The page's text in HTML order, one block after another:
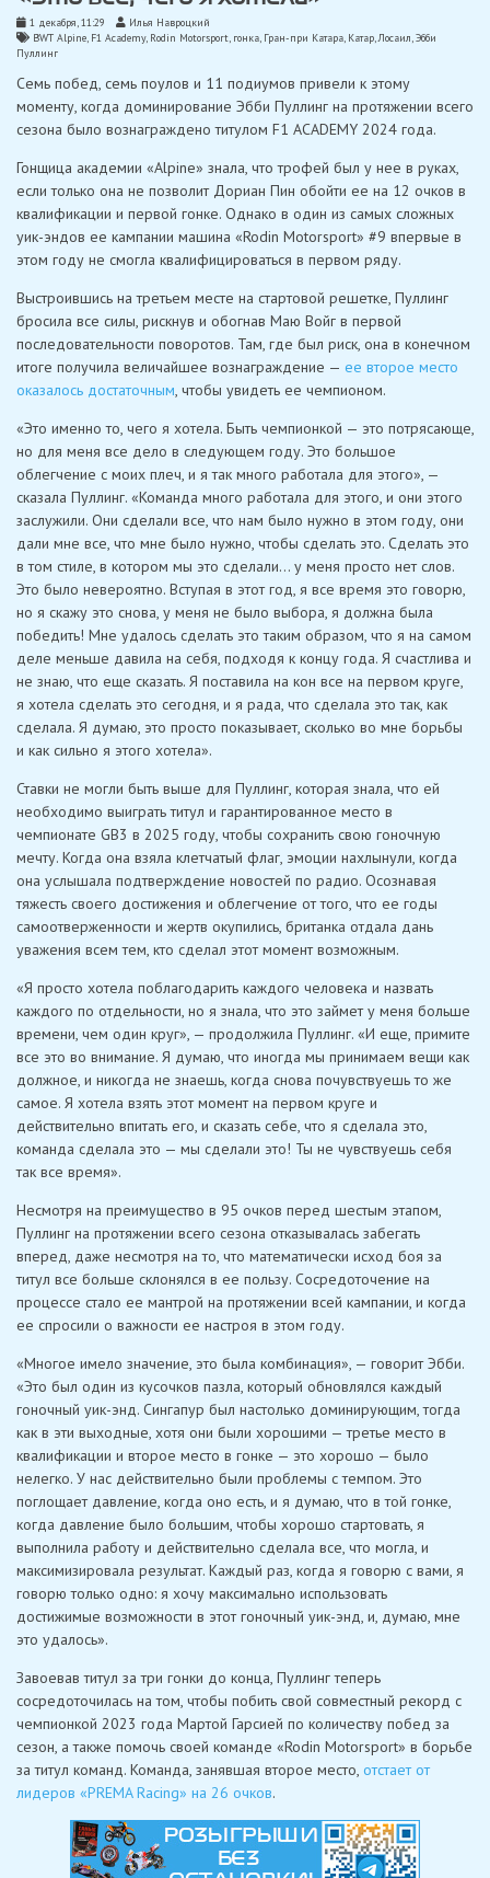
1 декабря, 11:29
Илья Навроцкий
BWT Alpine, F1 Academy, Rodin Motorsport, гонка, Гран-при Катара, Катар,Лосаил,Эбби
Пуллинг
Семь побед, семь поулов и 11 подиумов привели к этому
моменту, когда доминирование Эбби Пуллинг на протяжении всего
сезона было вознаграждено титулом F1 ACADEMY 2024 года.
Гонщица академии «Alpine» знала, что трофей был у нее в руках,
если только она не позволит Дориан Пин обойти ее на 12 очков в
квалификации и первой гонке. Однако в один из самых сложных
уик-эндов ее кампании машина «Rodin Motorsport» #9 впервые в
этом году не смогла квалифицироваться в первом ряду.
Выстроившись на третьем месте на стартовой решетке, Пуллинг
бросила все силы, рискнув и обогнав Маю Войг в первой
последовательности поворотов. Там, где был риск, она в конечном
итоге получила величайшее вознаграждение — ее второе место
оказалось достаточным, чтобы увидеть ее чемпионом.
«Это именно то, чего я хотела. Быть чемпионкой — это потрясающе,
но для меня все дело в следующем году. Это большое
облегчение с моих плеч, и я так много работала для этого», —
сказала Пуллинг. «Команда много работала для этого, и они этого
заслужили. Они сделали все, что нам было нужно в этом году, они
дали мне все, что мне было нужно, чтобы сделать это. Сделать это
в том стиле, в котором мы это сделали… у меня просто нет слов.
Это было невероятно. Вступая в этот год, я все время это говорю,
но я скажу это снова, у меня не было выбора, я должна была
победить! Мне удалось сделать это таким образом, что я на самом
деле меньше давила на себя, подходя к концу года. Я счастлива и
не знаю, что еще сказать. Я поставила на кон все на первом круге,
я хотела сделать это сегодня, и я рада, что сделала это так, как
сделала. Я думаю, это просто показывает, сколько во мне борьбы
и как сильно я этого хотела».
Ставки не могли быть выше для Пуллинг, которая знала, что ей
необходимо выиграть титул и гарантированное место в
чемпионате GB3 в 2025 году, чтобы сохранить свою гоночную
мечту. Когда она взяла клетчатый флаг, эмоции нахлынули, когда
она услышала подтверждение новостей по радио. Осознавая
тяжесть своего достижения и облегчение от того, что ее годы
самоотверженности и жертв окупились, британка отдала дань
уважения всем тем, кто сделал этот момент возможным.
«Я просто хотела поблагодарить каждого человека и назвать
каждого по отдельности, но я знала, что это займет у меня больше
времени, чем один круг», — продолжила Пуллинг. «И еще, примите
все это во внимание. Я думаю, что иногда мы принимаем вещи как
должное, и никогда не знаешь, когда снова почувствуешь то же
самое. Я хотела взять этот момент на первом круге и
действительно впитать его, и сказать себе, что я сделала это,
команда сделала это — мы сделали это! Ты не чувствуешь себя
так все время».
Несмотря на преимущество в 95 очков перед шестым этапом,
Пуллинг на протяжении всего сезона отказывалась забегать
вперед, даже несмотря на то, что математически исход боя за
титул все больше склонялся в ее пользу. Сосредоточение на
процессе стало ее мантрой на протяжении всей кампании, и когда
ее спросили о важности ее настроя в этом году.
«Многое имело значение, это была комбинация», — говорит Эбби.
«Это был один из кусочков пазла, который обновлялся каждый
гоночный уик-энд. Сингапур был настолько доминирующим, тогда
как в эти выходные, хотя они были хорошими — третье место в
квалификации и второе место в гонке — это хорошо — было
нелегко. У нас действительно были проблемы с темпом. Это
поглощает давление, когда оно есть, и я думаю, что в той гонке,
когда давление было большим, чтобы хорошо стартовать, я
выполнила работу и действительно сделала все, что могла, и
максимизировала результат. Каждый раз, когда я говорю с вами, я
говорю только одно: я хочу максимально использовать
достижимые возможности в этот гоночный уик-энд, и, думаю, мне
это удалось».
Завоевав титул за три гонки до конца, Пуллинг теперь
сосредоточилась на том, чтобы побить свой совместный рекорд с
чемпионкой 2023 года Мартой Гарсией по количеству побед за
сезон, а также помочь своей команде «Rodin Motorsport» в борьбе
за титул команд. Команда, занявшая второе место, отстает от
лидеров «PREMA Racing» на 26 очков.